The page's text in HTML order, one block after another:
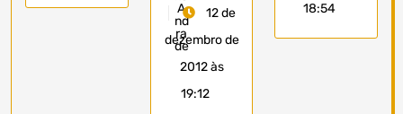
12 de
dezembro de
2012 às
19:12
18:54